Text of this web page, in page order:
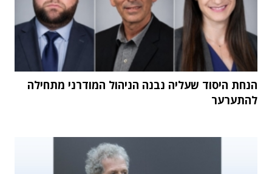
הנחת היסוד שעליה נבנה הניהול המודרני מתחילה
להתערער